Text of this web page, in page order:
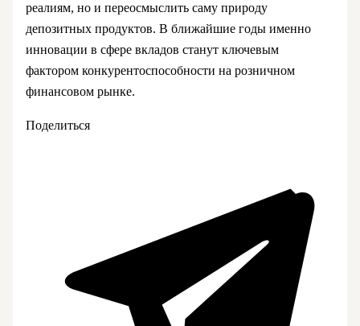
реалиям, но и переосмыслить саму природу
депозитных продуктов. В ближайшие годы именно
инновации в сфере вкладов станут ключевым
фактором конкурентоспособности на розничном
финансовом рынке.
Поделиться